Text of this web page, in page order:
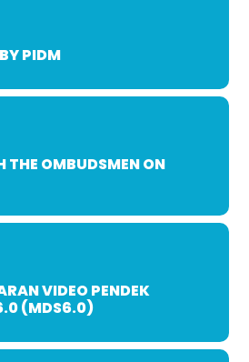
PIDM
THE OMBUDSMEN ON
VIDEO PENDEK
(MDS6.0)